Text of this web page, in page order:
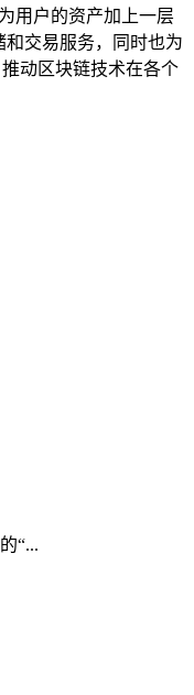
用户的资产加上一层
交易服务，同时也为
动区块链技术在各个
“...